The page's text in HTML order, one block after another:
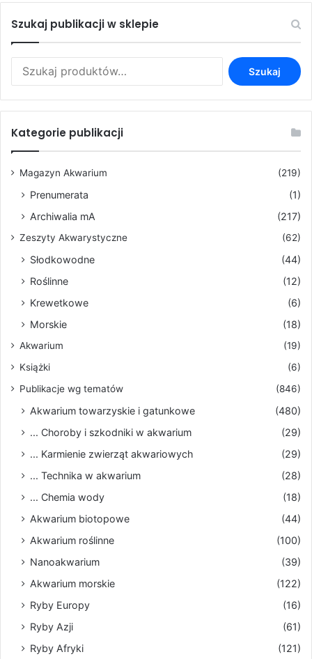
Szukaj publikacji w sklepie
Szukaj
Kategorie publikacji
Magazyn Akwarium (219)
Prenumerata
(1)
Archiwalia mA
(217)
Zeszyty Akwarystyczne (62)
Słodkowodne
(44)
Roślinne
(12)
Krewetkowe
(6)
Morskie
(18)
Akwarium
(19)
Książki
(6)
Publikacje wg tematów
(846)
Akwarium towarzyskie i gatunkowe
(480)
... Choroby i szkodniki w akwarium
(29)
... Karmienie zwierząt akwariowych
(29)
... Technika w akwarium
(28)
... Chemia wody
(18)
Akwarium biotopowe
(44)
Akwarium roślinne
(100)
Nanoakwarium
(39)
Akwarium morskie
(122)
Ryby Europy
(16)
Ryby Azji
(61)
Ryby Afryki
(121)